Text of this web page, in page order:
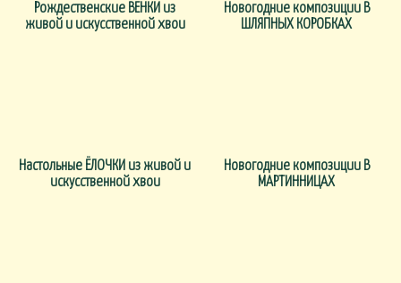
Рождественские ВЕНКИ из
живой и искусственной хвои
Новогодние композиции В
ШЛЯПНЫХ КОРОБКАХ
Настольные ЁЛОЧКИ из живой и
искусственной хвои
Новогодние композиции В
МАРТИННИЦАХ